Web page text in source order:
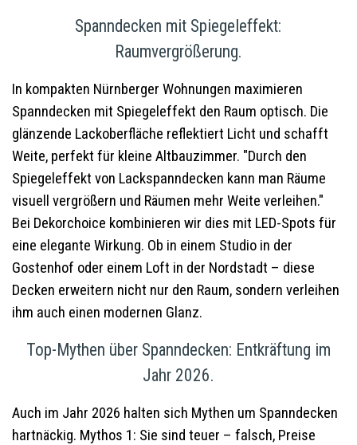
Spanndecken mit Spiegeleffekt:
Raumvergrößerung.
In kompakten Nürnberger Wohnungen maximieren
Spanndecken mit Spiegeleffekt den Raum optisch. Die
glänzende Lackoberfläche reflektiert Licht und schafft
Weite, perfekt für kleine Altbauzimmer. "Durch den
Spiegeleffekt von Lackspanndecken kann man Räume
visuell vergrößern und Räumen mehr Weite verleihen."
Bei Dekorchoice kombinieren wir dies mit LED-Spots für
eine elegante Wirkung. Ob in einem Studio in der
Gostenhof oder einem Loft in der Nordstadt – diese
Decken erweitern nicht nur den Raum, sondern verleihen
ihm auch einen modernen Glanz.
Top-Mythen über Spanndecken: Entkräftung im
Jahr 2026.
Auch im Jahr 2026 halten sich Mythen um Spanndecken
hartnäckig. Mythos 1: Sie sind teuer – falsch, Preise